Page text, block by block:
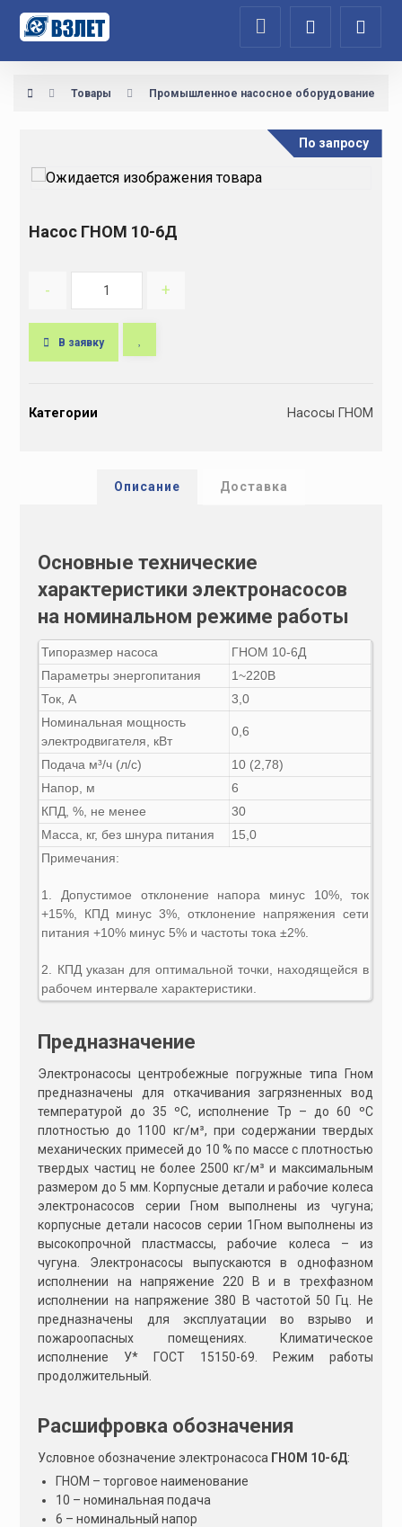
Товары Промышленное насосное оборудование
Насос ГНОМ 10-6Д
По запросу
- +
В заявку
tКатегории Насосы ГНОМ
Описание Доставка
Основные технические
характеристики электронасосов
на номинальном режиме работы
Типоразмер насоса
ГНОМ 10-6Д
Параметры энергопитания
1~220В
Ток, А
3,0
Номинальная мощность
электродвигателя, кВт
0,6
Подача м³/ч (л/с)
10 (2,78)
Напор, м
6
КПД, %, не менее
30
Масса, кг, без шнура питания
15,0
Примечания:
1. Допустимое отклонение напора минус 10%, ток
+15%, КПД минус 3%, отклонение напряжения сети
питания +10% минус 5% и частоты тока ±2%.
2. КПД указан для оптимальной точки, находящейся в
рабочем интервале характеристики.
Предназначение
Электронасосы центробежные погружные типа Гном
предназначены для откачивания загрязненных вод
температурой до 35 ºС, исполнение Тр – до 60 ºС
плотностью до 1100 кг/м³, при содержании твердых
механических примесей до 10 % по массе с плотностью
твердых частиц не более 2500 кг/м³ и максимальным
размером до 5 мм. Корпусные детали и рабочие колеса
электронасосов серии Гном выполнены из чугуна;
корпусные детали насосов серии 1Гном выполнены из
высокопрочной пластмассы, рабочие колеса – из
чугуна. Электронасосы выпускаются в однофазном
исполнении на напряжение 220 В и в трехфазном
исполнении на напряжение 380 В частотой 50 Гц. Не
предназначены для эксплуатации во взрыво и
пожароопасных помещениях. Климатическое
исполнение У* ГОСТ 15150-69. Режим работы
продолжительный.
Расшифровка обозначения
Условное обозначение электронасоса ГНОМ 10-6Д:
ГНОМ – торговое наименование
10 – номинальная подача
6 – номинальный напор